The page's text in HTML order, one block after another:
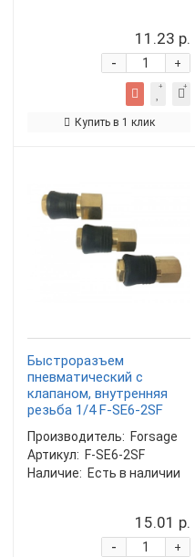
11.23 р.
+
-
Купить в 1 клик
Быстроразъем
пневматический с
клапаном, внутренняя
резьба 1/4 F-SE6-2SF
Производитель: Forsage
Артикул: F-SE6-2SF
Наличие: Есть в наличии
15.01 р.
+
-